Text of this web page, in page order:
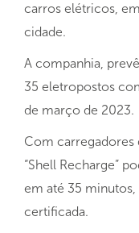
carros elétricos,
cidade.
A companhia,
35 eletropostos
de março de 2023.
Com carregadores
“Shell Recharge”
em até 35
certificada.